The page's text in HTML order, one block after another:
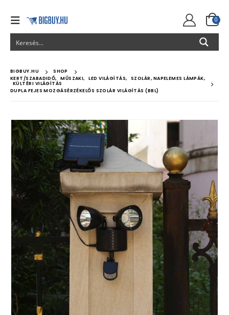
0
BIGBUY.HU
SHOP
KERT/SZABADIDŐ, MŰSZAKI, LED VILÁGÍTÁS, SZOLÁR, NAPELEMES LÁMPÁK,
KÜLTÉRI VILÁGÍTÁS
DUPLA FEJES MOZGÁSÉRZÉKELŐS SZOLÁR VILÁGÍTÁS (BBL)